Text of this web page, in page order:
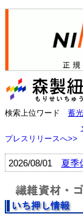
検索上位ワード 蓄光
プレスリリースへ>>
2026/08/01 夏季